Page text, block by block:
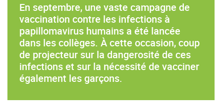
En septembre, une vaste campagne de
vaccination contre les infections à
papillomavirus humains a été lancée
dans les collèges. À cette occasion, coup
de projecteur sur la dangerosité de ces
infections et sur la nécessité de vacciner
également les garçons.